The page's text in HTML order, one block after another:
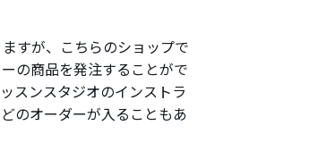
すが、こちらのショップで
の商品を発注することがで
スンスタジオのインストラ
のオーダーが入ることもあ